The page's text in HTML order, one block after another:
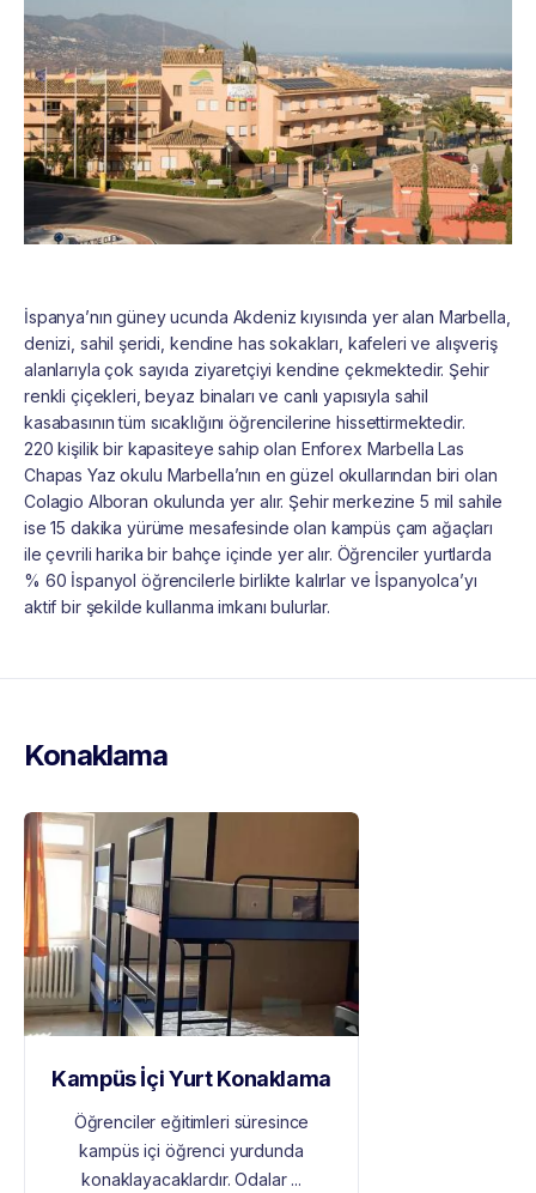
İspanya’nın güney ucunda Akdeniz kıyısında yer alan Marbella,
denizi, sahil şeridi, kendine has sokakları, kafeleri ve alışveriş
alanlarıyla çok sayıda ziyaretçiyi kendine çekmektedir. Şehir
renkli çiçekleri, beyaz binaları ve canlı yapısıyla sahil
kasabasının tüm sıcaklığını öğrencilerine hissettirmektedir.
220 kişilik bir kapasiteye sahip olan Enforex Marbella Las
Chapas Yaz okulu Marbella’nın en güzel okullarından biri olan
Colagio Alboran okulunda yer alır. Şehir merkezine 5 mil sahile
ise 15 dakika yürüme mesafesinde olan kampüs çam ağaçları
ile çevrili harika bir bahçe içinde yer alır. Öğrenciler yurtlarda
% 60 İspanyol öğrencilerle birlikte kalırlar ve İspanyolca’yı
aktif bir şekilde kullanma imkanı bulurlar.
Konaklama
Kampüs İçi Yurt Konaklama
Öğrenciler eğitimleri süresince
kampüs içi öğrenci yurdunda
konaklayacaklardır. Odalar ...